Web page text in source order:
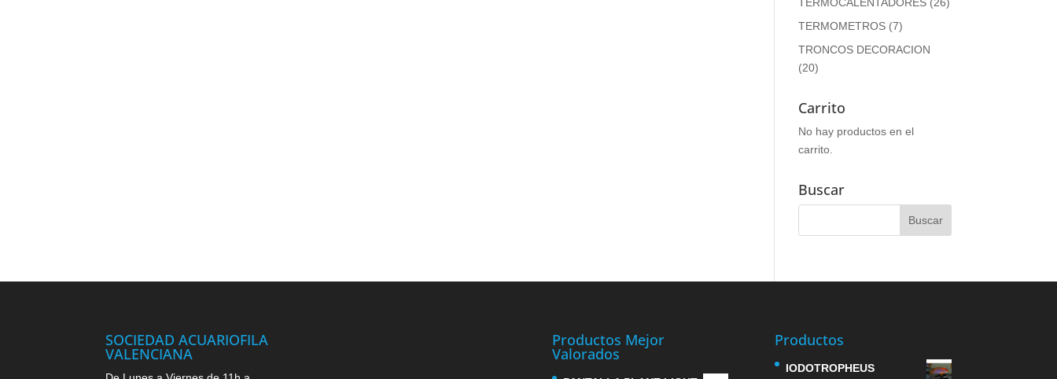
TERMOMETROS (7)
TRONCOS DECORACION
(20)
Carrito
No hay productos en el
carrito.
Buscar
SOCIEDAD ACUARIOFILA
VALENCIANA
Productos Mejor
Valorados
Productos
IODOTROPHEUS